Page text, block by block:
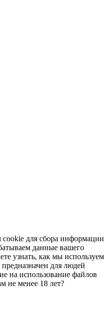
для сбора информации
данные вашего
узнать, как мы используем
для людей
на использование файлов
не менее 18 лет?